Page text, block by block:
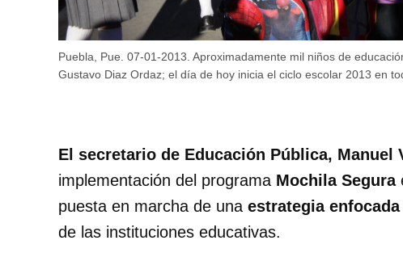
Puebla, Pue. 07-01-2013. Aproximadamente mil niños de
Gustavo Diaz Ordaz; el día de hoy inicia el ciclo escolar 2013 en
El secretario de Educación Pública, Manuel
implementación del programa Mochila Segura
puesta en marcha de una estrategia
de las instituciones educativas.